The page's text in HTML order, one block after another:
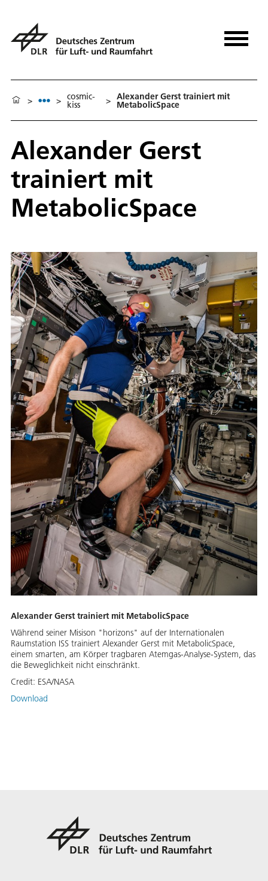
> > cosmic-
kiss > Alexander Gerst trainiert mit
MetabolicSpace
Alexander Gerst
trainiert mit
MetabolicSpace
Alexander Gerst trainiert mit MetabolicSpace
Während seiner Misison "horizons" auf der Internationalen
Raumstation ISS trainiert Alexander Gerst mit MetabolicSpace,
einem smarten, am Körper tragbaren Atemgas-Analyse-System, das
die Beweglichkeit nicht einschränkt.
Credit: ESA/NASA
Download